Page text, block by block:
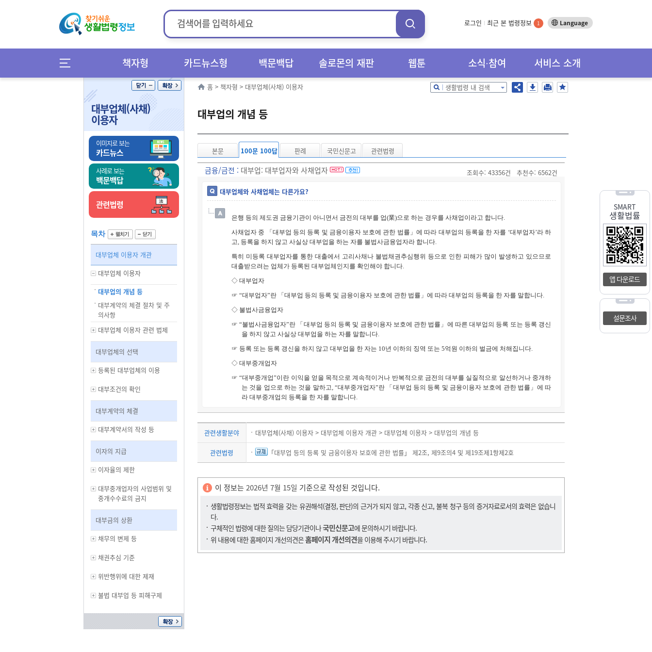
로그인 최근 본 법령정보 1 Language
책자형 카드뉴스형 백문백답 솔로몬의 재판 웹툰 소식∙참여 서비스 소개
SMART
생활법률
앱 다운로드
설문조사
대부업체(사채)
이용자
이미지로 보는
카드뉴스
사례로 보는
백문백답
관련법령
목차
대부업체 이용자 개관
대부업체 이용자
대부업의 개념 등
대부계약의 체결 절차 및 주
의사항
대부업체 이용자 관련 법제
대부업체의 선택
등록된 대부업체의 이용
대부조건의 확인
대부계약의 체결
대부계약서의 작성 등
이자의 지급
이자율의 제한
대부중개업자의 사업범위 및
중개수수료의 금지
대부금의 상환
채무의 변제 등
채권추심 기준
위반행위에 대한 제재
불법 대부업 등 피해구제
홈 > 책자형 > 대부업체(사채) 이용자 생활법령 내 검색
대부업의 개념 등
본문 100문 100답 판례 국민신문고 관련법령
금융/금전 : 대부업: 대부업자와 사채업자 조회수: 43356건 추천수: 6562건
대부업체와 사채업체는 다른가요?
은행 등의 제도권 금융기관이 아니면서 금전의 대부를 업(業)으로 하는 경우를 사채업이라고 합니다.
사채업자 중 「대부업 등의 등록 및 금융이용자 보호에 관한 법률」에 따라 대부업의 등록을 한 자를 ‘대부업자’라 하
고, 등록을 하지 않고 사실상 대부업을 하는 자를 불법사금융업자라 합니다.
특히 미등록 대부업자를 통한 대출에서 고리사채나 불법채권추심행위 등으로 인한 피해가 많이 발생하고 있으므로
대출받으려는 업체가 등록된 대부업체인지를 확인해야 합니다.
◇ 대부업자
☞ “대부업자”란 「대부업 등의 등록 및 금융이용자 보호에 관한 법률」에 따라 대부업의 등록을 한 자를 말합니다.
◇ 불법사금융업자
☞ “불법사금융업자”란 「대부업 등의 등록 및 금융이용자 보호에 관한 법률」에 따른 대부업의 등록 또는 등록 갱신
을 하지 않고 사실상 대부업을 하는 자를 말합니다.
☞ 등록 또는 등록 갱신을 하지 않고 대부업을 한 자는 10년 이하의 징역 또는 5억원 이하의 벌금에 처해집니다.
◇ 대부중개업자
☞ “대부중개업”이란 이익을 얻을 목적으로 계속적이거나 반복적으로 금전의 대부를 실질적으로 알선하거나 중개하
는 것을 업으로 하는 것을 말하고, “대부중개업자”란 「대부업 등의 등록 및 금융이용자 보호에 관한 법률」에 따
라 대부중개업의 등록을 한 자를 말합니다.
관련생활분야 대부업체(사채) 이용자 > 대부업체 이용자 개관 > 대부업체 이용자 > 대부업의 개념 등
관련법령 「대부업 등의 등록 및 금융이용자 보호에 관한 법률」 제2조, 제9조의4 및 제19조제1항제2호
이 정보는 2026년 7월 15일 기준으로 작성된 것입니다.
생활법령정보는 법적 효력을 갖는 유권해석(결정, 판단)의 근거가 되지 않고, 각종 신고, 불복 청구 등의 증거자료로서의 효력은 없습니
다.
구체적인 법령에 대한 질의는 담당기관이나국민신문고에 문의하시기 바랍니다.
위 내용에 대한 홈페이지 개선의견은홈페이지 개선의견을 이용해 주시기 바랍니다.